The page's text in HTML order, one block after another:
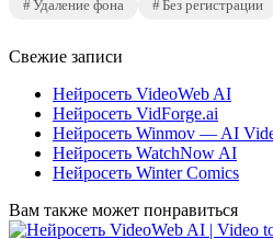
Удаление фона
Без регистрации
Свежие записи
Нейросеть VideoWeb AI
Нейросеть VidForge.ai
Нейросеть Winmov — AI
Нейросеть WatchNow AI
Нейросеть Winter Comics
Вам также может понравиться